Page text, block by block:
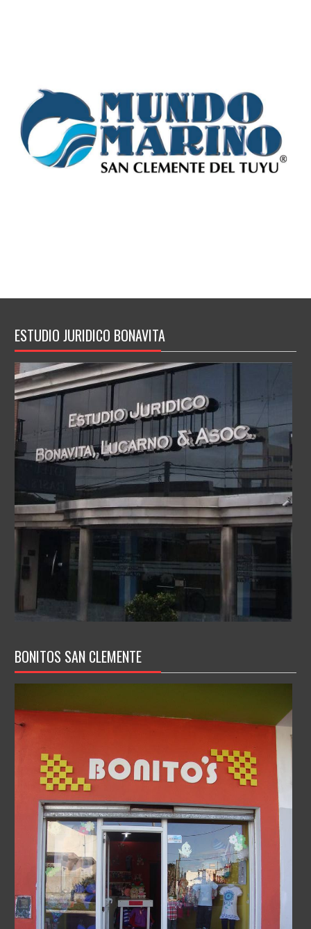
ESTUDIO JURIDICO BONAVITA
BONITOS SAN CLEMENTE